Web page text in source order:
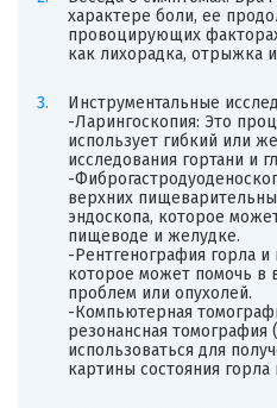
характере боли, ее
провоцирующих
как лихорадка, отрыжка
Инструментальные
-Ларингоскопия: Это
использует гибкий или
исследования гортани и
-
верхних
эндоскопа, которое
пищеводе и желудке.
-Рентгенография горла
которое может помочь в
проблем или опухолей.
-Компьютерная
резонансная
использоваться для
картины состояния